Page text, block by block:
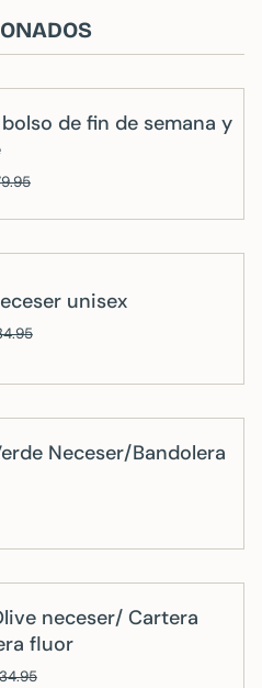
de fin de semana y
unisex
Neceser/Bandolera
neceser/ Cartera
fluor